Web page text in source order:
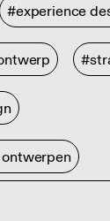
#experience